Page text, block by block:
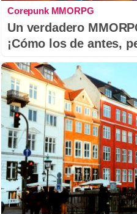
Corepunk MMORPG
Un verdadero
¡Cómo los de antes,